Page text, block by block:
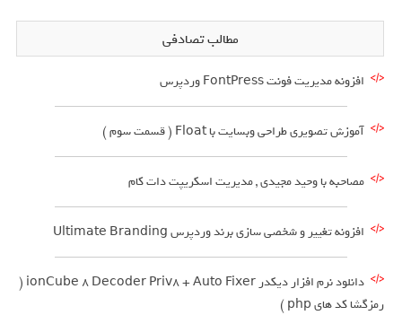
مطالب تصادفی
افزونه مدیریت فونت FontPress وردپرس
آموزش تصویری طراحی وبسایت با Float ( قسمت سوم )
مصاحبه با وحید مجیدی , مدیریت اسکریپت دات کام
افزونه تغییر و شخصی سازی برند وردپرس Ultimate Branding
دانلود نرم افزار دیکدر ionCube 8 Decoder Priv8 + Auto Fixer (
رمزگشا کد های php )